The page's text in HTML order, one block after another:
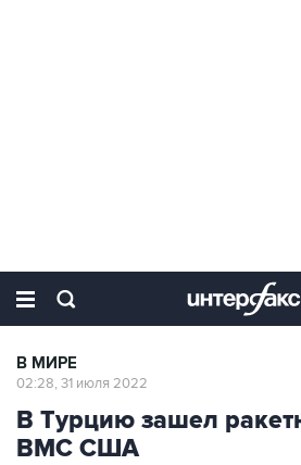
В МИРЕ
02:28, 31 июля 2022
В Турцию зашел
ВМС США